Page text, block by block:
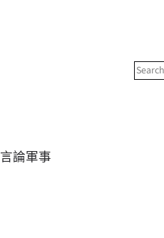
c
言論軍事